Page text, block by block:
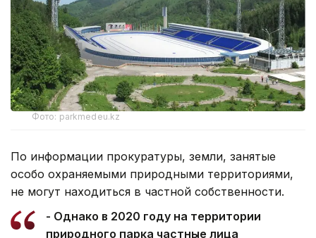
Фото: parkmedeu.kz
По информации прокуратуры, земли, занятые
особо охраняемыми природными территориями,
не могут находиться в частной собственности.
- Однако в 2020 году на территории
природного парка частные лица